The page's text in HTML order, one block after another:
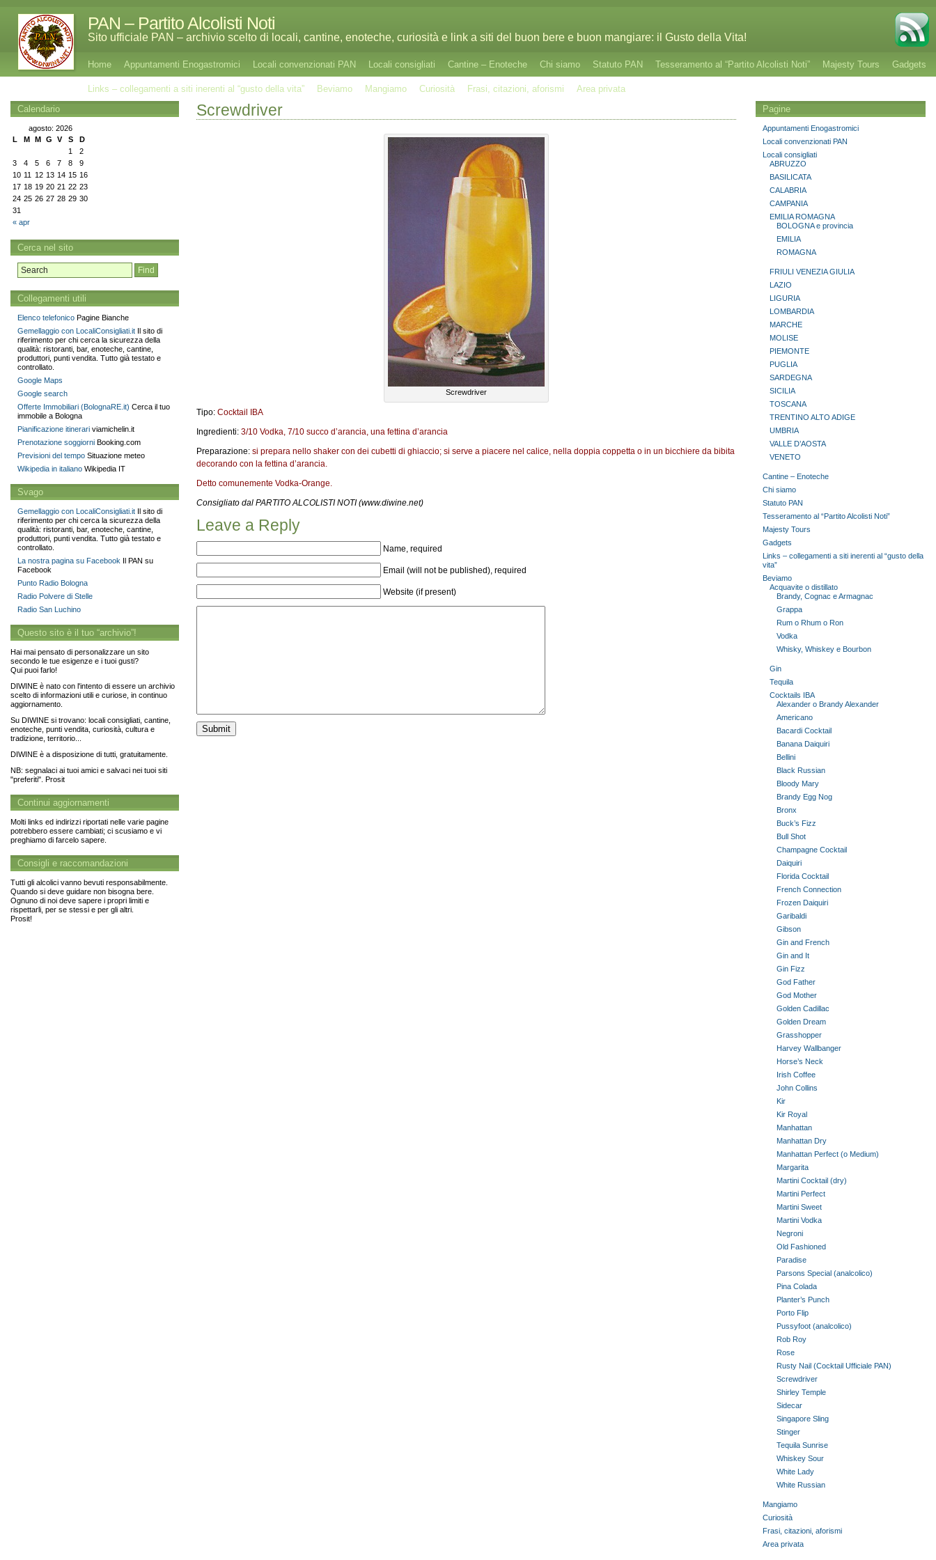
PAN – Partito Alcolisti Noti
Sito ufficiale PAN – archivio scelto di locali, cantine, enoteche, curiosità e link a siti del buon bere e buon mangiare: il Gusto della Vita!
Home Appuntamenti Enogastromici Locali convenzionati PAN Locali consigliati Cantine – Enoteche Chi siamo Statuto PAN Tesseramento al “Partito Alcolisti Noti” Majesty Tours Gadgets
Links – collegamenti a siti inerenti al “gusto della vita” Beviamo Mangiamo Curiosità Frasi, citazioni, aforismi Area privata
Screwdriver
Screwdriver
Tipo: Cocktail IBA
Ingredienti:3/10 Vodka, 7/10 succo d’arancia, una fettina d’arancia
Preparazione:si prepara nello shaker con dei cubetti di ghiaccio; si serve a piacere nel calice, nella doppia coppetta o in un bicchiere da bibita
decorando con la fettina d’arancia.
Detto comunemente Vodka-Orange.
Consigliato dal PARTITO ALCOLISTI NOTI (www.diwine.net)
Leave a Reply
Name, required
Email (will not be published), required
Website (if present)
Pagine
Appuntamenti Enogastromici
Locali convenzionati PAN
Locali consigliati
ABRUZZO
BASILICATA
CALABRIA
CAMPANIA
EMILIA ROMAGNA
BOLOGNA e provincia
EMILIA
ROMAGNA
FRIULI VENEZIA GIULIA
LAZIO
LIGURIA
LOMBARDIA
MARCHE
MOLISE
PIEMONTE
PUGLIA
SARDEGNA
SICILIA
TOSCANA
TRENTINO ALTO ADIGE
UMBRIA
VALLE D’AOSTA
VENETO
Cantine – Enoteche
Chi siamo
Statuto PAN
Tesseramento al “Partito Alcolisti Noti”
Majesty Tours
Gadgets
Links – collegamenti a siti inerenti al “gusto della
vita”
Beviamo
Acquavite o distillato
Brandy, Cognac e Armagnac
Grappa
Rum o Rhum o Ron
Vodka
Whisky, Whiskey e Bourbon
Gin
Tequila
Cocktails IBA
Alexander o Brandy Alexander
Americano
Bacardi Cocktail
Banana Daiquiri
Bellini
Black Russian
Bloody Mary
Brandy Egg Nog
Bronx
Buck’s Fizz
Bull Shot
Champagne Cocktail
Daiquiri
Florida Cocktail
French Connection
Frozen Daiquiri
Garibaldi
Gibson
Gin and French
Gin and It
Gin Fizz
God Father
God Mother
Golden Cadillac
Golden Dream
Grasshopper
Harvey Wallbanger
Horse’s Neck
Irish Coffee
John Collins
Kir
Kir Royal
Manhattan
Manhattan Dry
Manhattan Perfect (o Medium)
Margarita
Martini Cocktail (dry)
Martini Perfect
Martini Sweet
Martini Vodka
Negroni
Old Fashioned
Paradise
Parsons Special (analcolico)
Pina Colada
Planter’s Punch
Porto Flip
Pussyfoot (analcolico)
Rob Roy
Rose
Rusty Nail (Cocktail Ufficiale PAN)
Screwdriver
Shirley Temple
Sidecar
Singapore Sling
Stinger
Tequila Sunrise
Whiskey Sour
White Lady
White Russian
Mangiamo
Curiosità
Frasi, citazioni, aforismi
Area privata
Calendario
agosto: 2026
L
M M G V S D
« apr
1
2
3
4 5 6 7 8
9
10 11 12 13 14 15 16
17 18 19 20 21 22 23
24 25 26 27 28 29 30
31
Cerca nel sito
Collegamenti utili
Elenco telefonico Pagine Bianche
Gemellaggio con LocaliConsigliati.it Il sito di
riferimento per chi cerca la sicurezza della
qualità: ristoranti, bar, enoteche, cantine,
produttori, punti vendita. Tutto già testato e
controllato.
Google Maps
Google search
Offerte Immobiliari (BolognaRE.it) Cerca il tuo
immobile a Bologna
Pianificazione itinerari viamichelin.it
Prenotazione soggiorni Booking.com
Previsioni del tempo Situazione meteo
Wikipedia in italiano Wikipedia IT
Svago
Gemellaggio con LocaliConsigliati.it Il sito di
riferimento per chi cerca la sicurezza della
qualità: ristoranti, bar, enoteche, cantine,
produttori, punti vendita. Tutto già testato e
controllato.
La nostra pagina su Facebook Il PAN su
Facebook
Punto Radio Bologna
Radio Polvere di Stelle
Radio San Luchino
Questo sito è il tuo “archivio”!
Hai mai pensato di personalizzare un sito
secondo le tue esigenze e i tuoi gusti?
Qui puoi farlo!
DIWINE è nato con l'intento di essere un archivio
scelto di informazioni utili e curiose, in continuo
aggiornamento.
Su DIWINE si trovano: locali consigliati, cantine,
enoteche, punti vendita, curiosità, cultura e
tradizione, territorio...
DIWINE è a disposizione di tutti, gratuitamente.
NB: segnalaci ai tuoi amici e salvaci nei tuoi siti
"preferiti". Prosit
Continui aggiornamenti
Molti links ed indirizzi riportati nelle varie pagine
potrebbero essere cambiati; ci scusiamo e vi
preghiamo di farcelo sapere.
Consigli e raccomandazioni
Tutti gli alcolici vanno bevuti responsabilmente.
Quando si deve guidare non bisogna bere.
Ognuno di noi deve sapere i propri limiti e
rispettarli, per se stessi e per gli altri.
Prosit!